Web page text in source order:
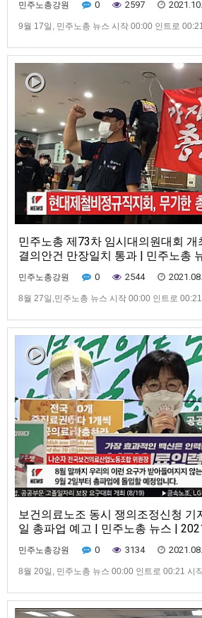
민주노총강원 0 2597
9월 17일, 민주노총 뉴스 시작 00:00 인트로
노총 결의대회 "구조조정 저지하자!" 02:14 공무
포 03:01 화물연대, 총파업 투쟁본부 출범 기자
업장 노동자 차별폐지 공동행동 출범 05:11 공공
기 선포 기자회견 0…
민주노총 제73차 임시대의원대회 개
결의안건 만장일치 통과 | 민주노총
민주노총강원 0 2544
8월 27일,민주노총 뉴스 시작 00:00 인트로
기자회견 개최 02:38 민주노총, 문재인 정부 부
전국 6개 지하철노조, 9월 14일 총파업 선언
무기한 총파업 돌입 04:48 국…
보건의료노조 동시 쟁의조정신청 기
일 총파업 예고 | 민주노총 뉴스 |
민주노총강원 0 3134
8월 20일, 민주노총 뉴스 00:00 인트로 00:21 시
구 기자회견 개최 02:30 양경수 위원장, 민주노
03:25 “구속영장 발부 규탄” 민주노총 가맹산하